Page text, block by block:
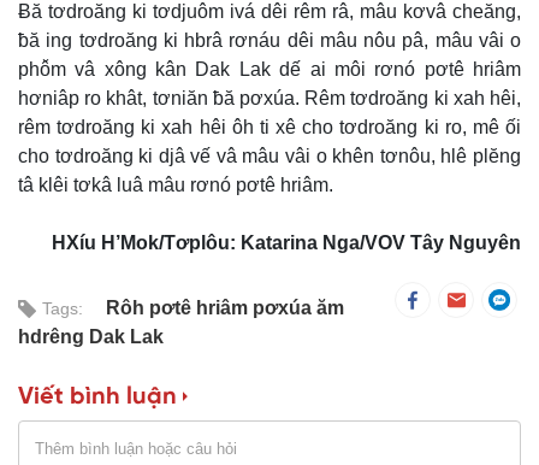
Ƀă tơdroăng ki tơdjuôm ivá dêi rêm râ, mâu kơvâ cheăng,
ƀă ing tơdroăng ki hbrâ rơnáu dêi mâu nôu pâ, mâu vâi o
phô̆m vâ xông kân Dak Lak dế ai môi rơnó pơtê hriâm
hơniâp ro khât, tơniăn ƀă pơxúa. Rêm tơdroăng ki xah hêi,
rêm tơdroăng ki xah hêi ôh ti xê cho tơdroăng ki ro, mê ối
cho tơdroăng ki djâ vế vâ mâu vâi o khên tơnôu, hlê plĕng
tâ klêi tơkâ luâ mâu rơnó pơtê hriâm.
HXíu H’Mok/Tơplôu: Katarina Nga/VOV Tây Nguyên
Tags:
Rôh pơtê hriâm pơxúa ăm
hdrêng Dak Lak
Viết bình luận